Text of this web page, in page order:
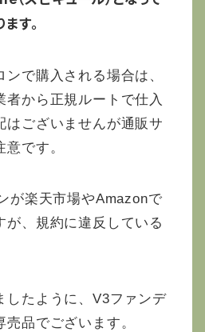
す。
で購入される場合は、
者から正規ルートで仕入
はございませんが通販サ
です。
が楽天市場やAmazonで
が、規約に違反している
したように、V3ファンデ
品でございます。